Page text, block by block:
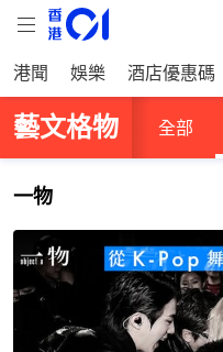
港聞 娛樂 酒店優惠碼
藝文格物 全部
一物